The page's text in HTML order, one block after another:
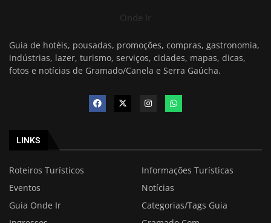
Onde Ir
Guia de hotéis, pousadas, promoções, compras, gastronomia,
indústrias, lazer, turismo, serviços, cidades, mapas, dicas,
fotos e notícias de Gramado/Canela e Serra Gaúcha.
LINKS
Roteiros Turísticos
Informações Turísticas
Eventos
Notícias
Guia Onde Ir
Categorias/Tags Guia